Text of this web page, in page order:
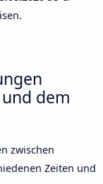
dem
zwischen
Zeiten und